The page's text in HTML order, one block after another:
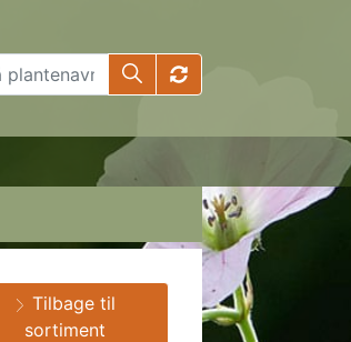
Tilbage til
sortiment